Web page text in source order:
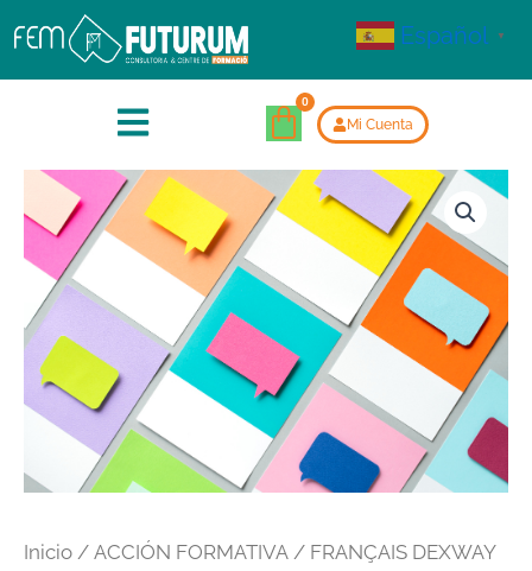
Mi Cuenta
Inicio / ACCIÓN FORMATIVA / FRANÇAIS DEXWAY
Español ▼